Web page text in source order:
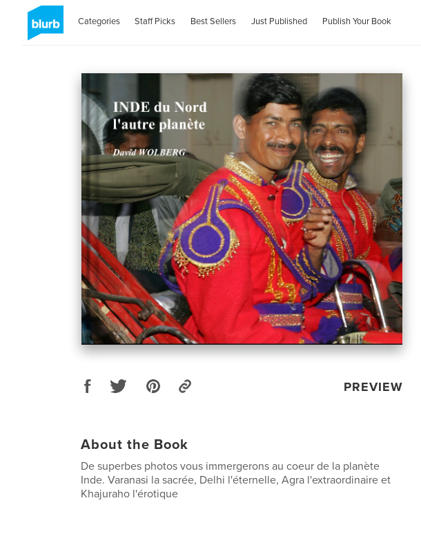
Categories Staff Picks Best Sellers Just Published Publish Your Book
PREVIEW
About the Book
De superbes photos vous immergerons au coeur de la planète
Inde. Varanasi la sacrée, Delhi l'éternelle, Agra l'extraordinaire et
Khajuraho l'érotique